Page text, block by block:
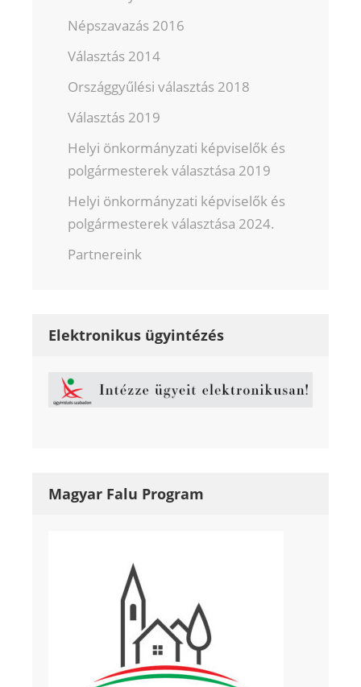
Népszavazás 2016
Választás 2014
Országgyűlési választás 2018
Választás 2019
Helyi önkormányzati képviselők és
polgármesterek választása 2019
Helyi önkormányzati képviselők és
polgármesterek választása 2024.
Partnereink
Elektronikus ügyintézés
Magyar Falu Program